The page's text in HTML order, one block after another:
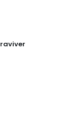
raviver